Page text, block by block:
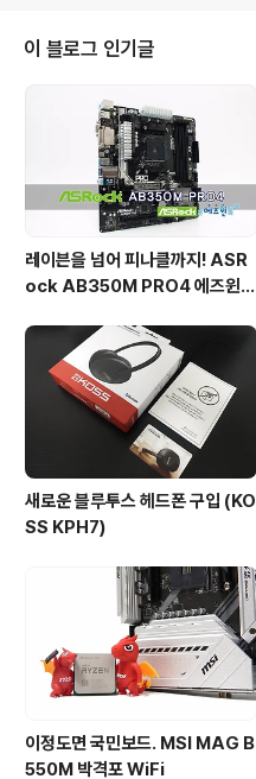
이 블로그 인기글
레이븐을 넘어 피나클까지! ASR
ock AB350M PRO4 에즈윈
새로운 블루투스 헤드폰 구입 (KO
SS KPH7)
이정도면 국민보드. MSI MAG B
550M 박격포 WiFi